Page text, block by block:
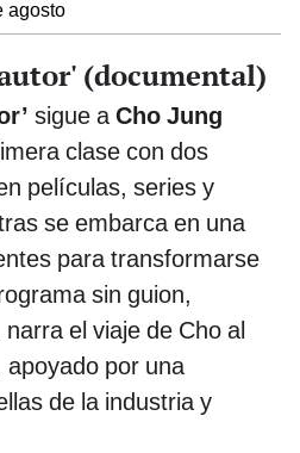
agosto
(documental)
sigue a Cho Jung
clase con dos
películas, series y
se embarca en una
para transformarse
sin guion,
el viaje de Cho al
apoyado por una
de la industria y